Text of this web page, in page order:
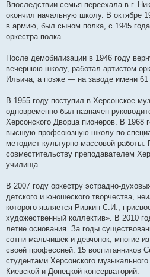
д
о
л
е
я
Впоследствии семья переехала в г.
окончил начальную школу. В октябре
в армию, был сыном полка, с 1945
оркестра полка.
После демобилизации в 1946 году
вечернюю школу, работал артистом
Ильича, а позже — на заводе имени 61
В 1955 году поступил в Херсонское
одновременно был назначен
Херсонского Дворца пионеров. В 1968
высшую профсоюзную школу по
методист культурно-массовой работы.
совместительству преподавателем
училища.
В 2007 году оркестру эстрадно-
детского и юношеского творчества,
которого является Ривкин С.И.,
художественный коллектив». В 2010
летие основания. За годы
сотни мальчишек и девчонок, многие
своей профессией. 15 воспитанников
студентами Херсонского
Киевской и Донецкой консерваторий.